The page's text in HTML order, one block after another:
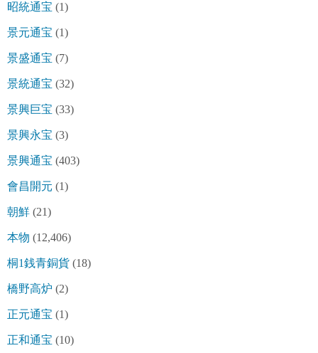
昭統通宝 (1)
景元通宝 (1)
景盛通宝 (7)
景統通宝 (32)
景興巨宝 (33)
景興永宝 (3)
景興通宝 (403)
會昌開元 (1)
朝鮮 (21)
本物 (12,406)
桐1銭青銅貨 (18)
橋野高炉 (2)
正元通宝 (1)
正和通宝 (10)